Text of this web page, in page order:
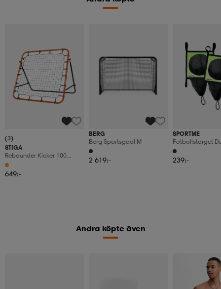
(3)
STIGA
Rebounder Kicker 100
Black/orange
649:-
BERG
Berg Sportsgoal M
2 619:-
SPORTME
Fotbollstarget
239:-
Andra köpte även